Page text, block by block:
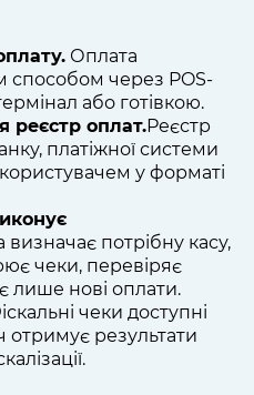
Оплата
способом через POS-
або готівкою.
реєстр оплат.Реєстр
платіжної системи
у форматі
визначає потрібну касу,
чеки, перевіряє
лише нові оплати.
чеки доступні
отримує результати